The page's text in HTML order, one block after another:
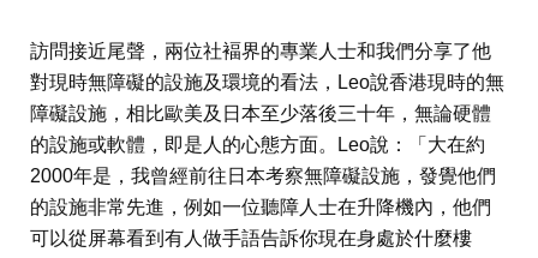
訪問接近尾聲，兩位社褔界的專業人士和我們分享了他
對現時無障礙的設施及環境的看法，Leo說香港現時的無
障礙設施，相比歐美及日本至少落後三十年，無論硬體
的設施或軟體，即是人的心態方面。Leo說：「大在約
2000年是，我曾經前往日本考察無障礙設施，發覺他們
的設施非常先進，例如一位聽障人士在升降機內，他們
可以從屏幕看到有人做手語告訴你現在身處於什麼樓